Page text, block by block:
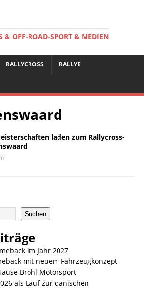
& OFF-ROAD-SPORT & MEDIEN
RALLYCROSS RALLYE
laden zum Rallycross-
Suchen
im Jahr 2027
mit neuem Fahrzeugkonzept
Bröhl Motorsport
als Lauf zur dänischen